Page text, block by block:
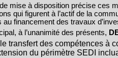
mise à disposition précise ces
qui figurent à l’actif de la
financement des travaux
à l’unanimité des présents,
transfert des compétences à
du périmètre SEDI